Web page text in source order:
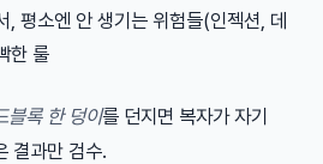
, 평소엔 안 생기는 위험들(인젝션, 데
한 룰
블록 한 덩이를 던지면 복자가 자기
결과만 검수.